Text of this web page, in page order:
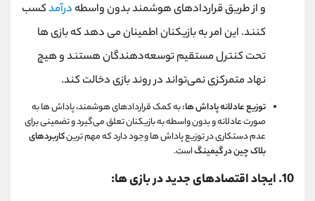
و از طریق قراردادهای هوشمند بدون واسطه درآمدکسب
کنند. این امر به بازیکنان اطمینان می‌ دهد که بازی ‌ها
تحت کنترل مستقیم توسعه‌دهندگان هستند و هیچ
نهاد متمرکزی نمی‌تواند در روند بازی دخالت کند.
توزیع عادلانه پاداش ‌ها:به کمک قراردادهای هوشمند، پاداش‌ ها به
صورت عادلانه و بدون واسطه به بازیکنان تعلق می‌گیرد و تضمینی برای
عدم دستکاری در توزیع پاداش ‌ها وجود دارد که مهم ترینکاربردهای
بلاک چین در گیمینگاست.
10. ایجاد اقتصادهای جدید در بازی ‌ها: